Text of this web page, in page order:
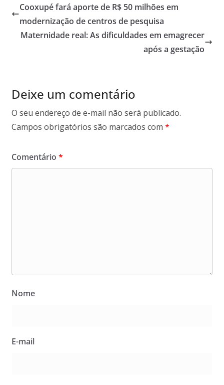
Cooxupé fará aporte de R$ 50 milhões em
modernização de centros de pesquisa
Maternidade real: As dificuldades em emagrecer
após a gestação
Deixe um comentário
O seu endereço de e-mail não será publicado.
Campos obrigatórios são marcados com *
Comentário *
Nome
E-mail